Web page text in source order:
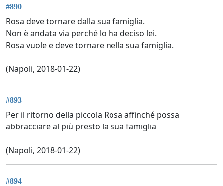
#890
Rosa deve tornare dalla sua famiglia.
Non è andata via perché lo ha deciso lei.
Rosa vuole e deve tornare nella sua famiglia.
(Napoli, 2018-01-22)
#893
Per il ritorno della piccola Rosa affinché possa
abbracciare al più presto la sua famiglia
(Napoli, 2018-01-22)
#894